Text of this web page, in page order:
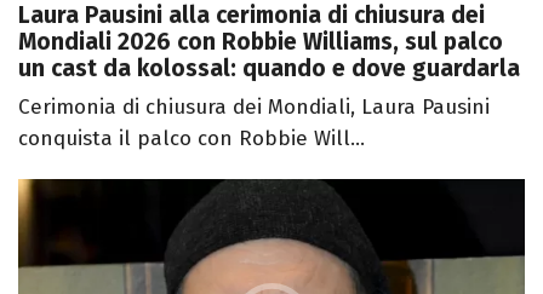
Laura Pausini alla cerimonia di chiusura dei
Mondiali 2026 con Robbie Williams, sul palco
un cast da kolossal: quando e dove guardarla
Cerimonia di chiusura dei Mondiali, Laura Pausini
conquista il palco con Robbie Will...